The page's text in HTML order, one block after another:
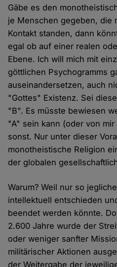
Gäbe es den
je Menschen gegeben, die
Kontakt standen, dann
egal ob auf einer realen
Ebene. Ich will mich mit
göttlichen Psychogramms
auseinandersetzen, auch
"Gottes" Existenz. Sei
"B". Es müsste bewiesen
"A" sein kann (oder von
sonst. Nur unter dieser
monotheistische Religion
der globalen
Warum? Weil nur so
intellektuell entschieden
beendet werden könnte.
2.600 Jahre wurde der
oder weniger sanfter
militärischer Aktionen
der Weitergabe der